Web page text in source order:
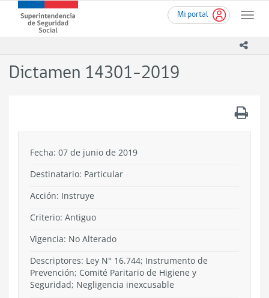
contenido
Mi portal
Toggle
Superintendencia
de
-
Dictamen 14301-2019
Fecha: 07 de junio de 2019
Destinatario: Particular
Acción: Instruye
Criterio: Antiguo
Vigencia: No Alterado
Descriptores: Ley N° 16.744; Instrumento de
Prevención; Comité Paritario de Higiene y
Seguridad; Negligencia inexcusable